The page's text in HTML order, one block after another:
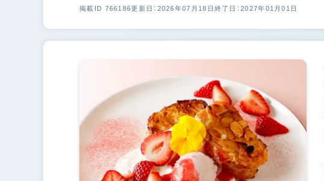
掲載ID 766186更新日：2026年07月18日 終了日：2027年01月01日